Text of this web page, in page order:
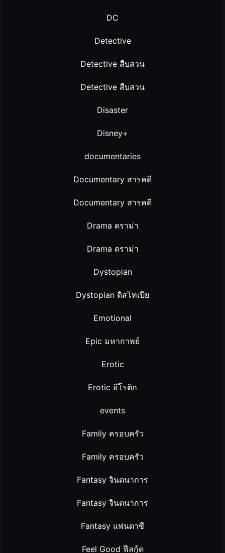
DC
Detective
Detective สืบสวน
Detective สืบสวน
Disaster
Disney+
documentaries
Documentary สารคดี
Documentary สารคดี
Drama ดราม่า
Drama ดราม่า
Dystopian
Dystopian ดิสโทเปีย
Emotional
Epic มหากาพย์
Erotic
Erotic อีโรติก
events
Family ครอบครัว
Family ครอบครัว
Fantasy จินตนาการ
Fantasy จินตนาการ
Fantasy แฟนตาซี
Feel Good ฟีลกู้ด